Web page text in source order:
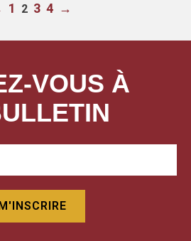
1 2 3 4 →
VOUS À